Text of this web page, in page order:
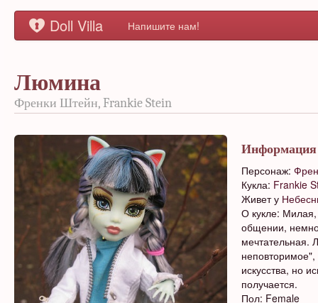
Doll Villa Напишите нам!
Люмина
Френки Штейн, Frankie Stein
Информация
Персонаж:
Кукла: Frankie
Живет у
О кукле: Милая,
общении,
мечтательная.
искусства, но
получается.
Пол: Female